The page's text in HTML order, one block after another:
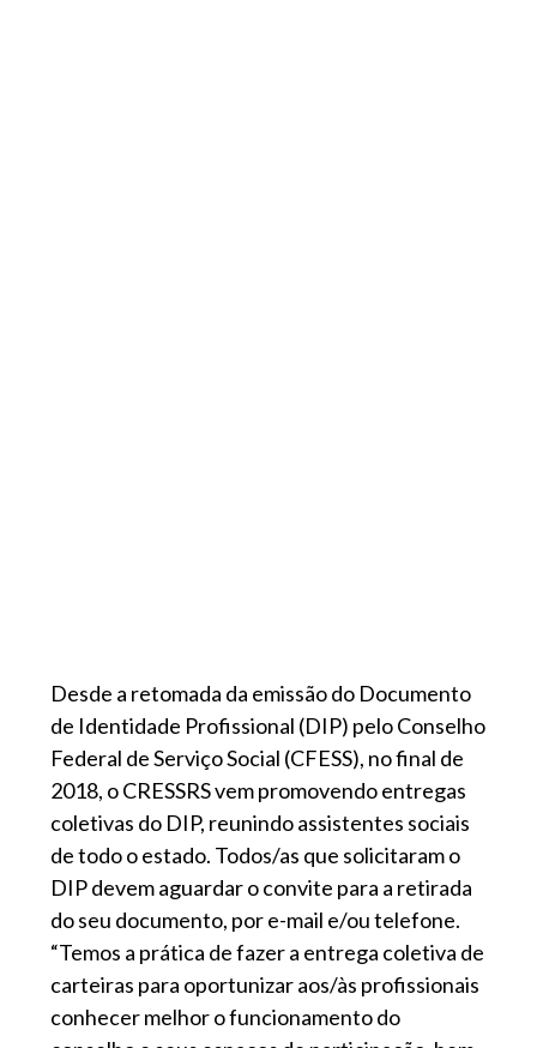
Desde a retomada da emissão do Documento
de Identidade Profissional (DIP) pelo Conselho
Federal de Serviço Social (CFESS), no final de
2018, o CRESSRS vem promovendo entregas
coletivas do DIP, reunindo assistentes sociais
de todo o estado. Todos/as que solicitaram o
DIP devem aguardar o convite para a retirada
do seu documento, por e-mail e/ou telefone.
“Temos a prática de fazer a entrega coletiva de
carteiras para oportunizar aos/às profissionais
conhecer melhor o funcionamento do